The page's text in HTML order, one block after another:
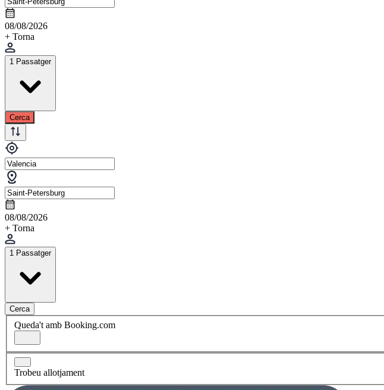
08/08/2026
+ Torna
1 Passatger
Cerca
08/08/2026
+ Torna
1 Passatger
Cerca
Queda't amb Booking.com
Trobeu allotjament